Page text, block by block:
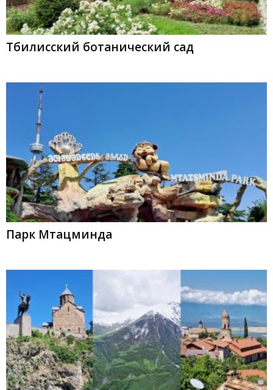
Тбилисский ботанический сад
Парк Мтацминда